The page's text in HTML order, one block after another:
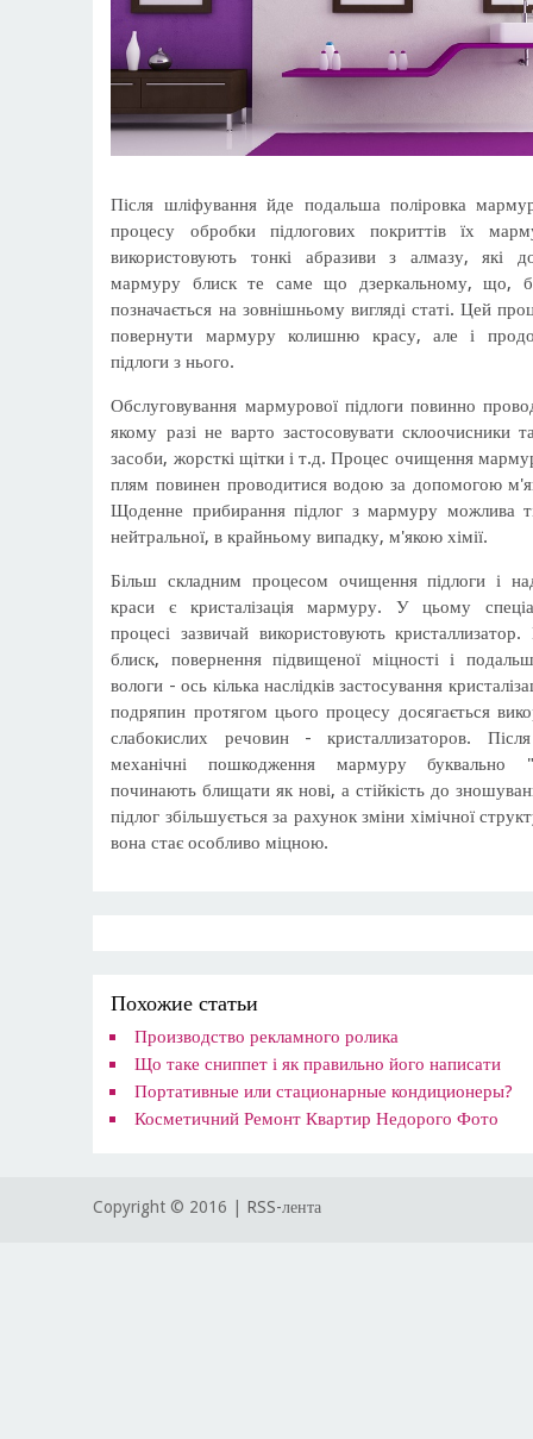
Після шліфування йде подальша поліровка
процесу обробки підлогових покриттів їх
використовують тонкі абразиви з алмазу, які
мармуру блиск те саме що дзеркальному, що,
позначається на зовнішньому вигляді статі. Цей
повернути мармуру колишню красу, але і
підлоги з нього.
Обслуговування мармурової підлоги повинно
якому разі не варто застосовувати склоочисники
засоби, жорсткі щітки і т.д. Процес очищення
плям повинен проводитися водою за допомогою
Щоденне прибирання підлог з мармуру можлива
нейтральної, в крайньому випадку, м'якою хімії.
Більш складним процесом очищення підлоги і
краси є кристалізація мармуру. У цьому
процесі зазвичай використовують
блиск, повернення підвищеної міцності і
вологи - ось кілька наслідків застосування
подряпин протягом цього процесу досягається
слабокислих речовин - кристаллизаторов.
механічні пошкодження мармуру буквально
починають блищати як нові, а стійкість до
підлог збільшується за рахунок зміни хімічної
вона стає особливо міцною.
Похожие статьи
Производство рекламного ролика
Що таке сниппет і як правильно його написати
​Портативные или стационарные кондиционеры?
Косметичний Ремонт Квартир Недорого Фото
Copyright © 2016 | RSS-лента